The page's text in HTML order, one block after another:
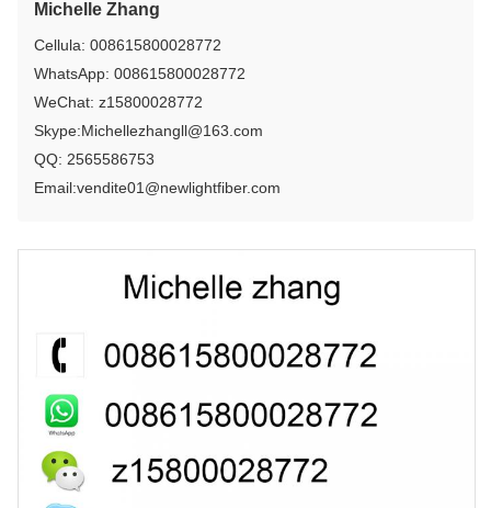
Michelle Zhang
Cellula: 008615800028772
WhatsApp: 008615800028772
WeChat: z15800028772
Skype:Michellezhangll@163.com
QQ: 2565586753
Email:vendite01@newlightfiber.com